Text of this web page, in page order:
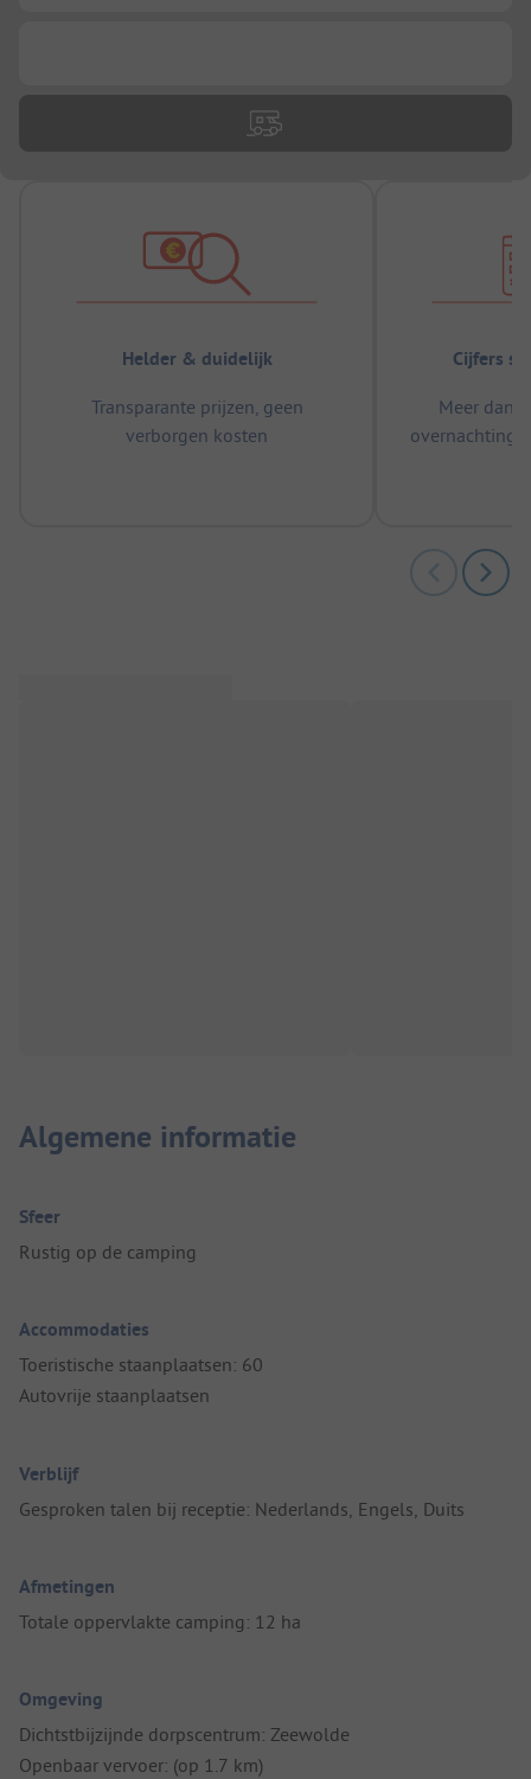
Helder & duidelijk
Transparante prijzen, geen
verborgen kosten
Cijfers
Meer dan
Algemene informatie
Sfeer
Rustig op de camping
Accommodaties
Toeristische staanplaatsen: 60
Autovrije staanplaatsen
Verblijf
Gesproken talen bij receptie: Nederlands, Engels, Duits
Afmetingen
Totale oppervlakte camping: 12 ha
Omgeving
Dichtstbijzijnde dorpscentrum: Zeewolde
Openbaar vervoer: (op 1.7 km)